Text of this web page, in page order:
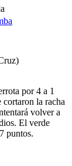
por 4 a 1
la racha
volver a
El verde
puntos.